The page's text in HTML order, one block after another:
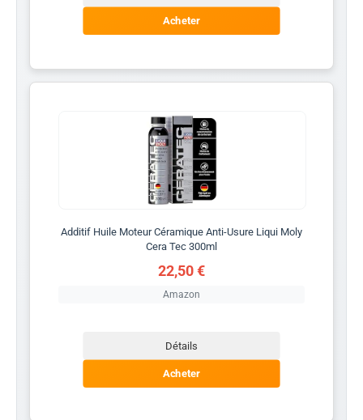
Acheter
Additif Huile Moteur Céramique Anti-Usure Liqui Moly
Cera Tec 300ml
22,50 €
Amazon
Détails
Acheter